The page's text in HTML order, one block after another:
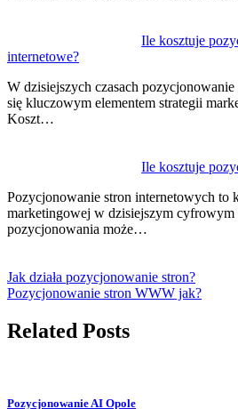
Ile kosztuje
internetowe?
W dzisiejszych czasach pozycjonowanie
się kluczowym elementem strategii
Koszt…
Ile kosztuje
Pozycjonowanie stron internetowych to
marketingowej w dzisiejszym cyfrowym
pozycjonowania może…
Jak działa pozycjonowanie stron?
Pozycjonowanie stron WWW jak?
Related Posts
Pozycjonowanie AI Opole